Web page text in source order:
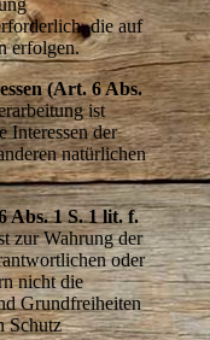
die auf
erfolgen.
(Art. 6 Abs.
ist
Interessen der
natürlichen
Abs. 1 S. 1 lit. f.
zur Wahrung der
oder
nicht die
Grundfreiheiten
Schutz